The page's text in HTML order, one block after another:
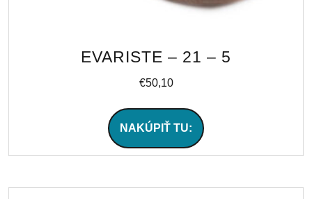
EVARISTE – 21 – 5
€50,10
NAKÚPIŤ TU: